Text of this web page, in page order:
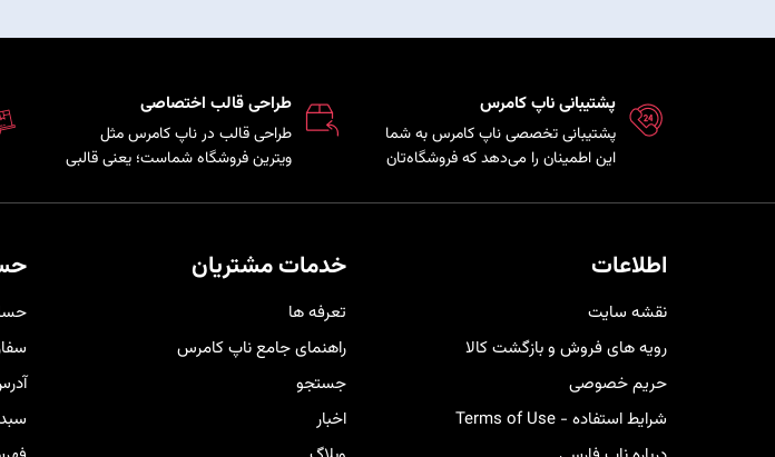
پشتیبانی ناپ کامرس
پشتیبانی تخصصی ناپ کامرس به شما
این اطمینان را می‌دهد که فروشگاه‌تان
فنی در کمترین زمان ممکن برای رفع
کنار شما خواهد بود.
طراحی قالب اختصاصی
طراحی قالب در ناپ کامرس مثل
ویترین فروشگاه شماست؛ یعنی قالبی
مشتری‌هایتان شخصی‌سازی شده تا
خریدی راحت و لذت‌بخش را برای
کاربرانتان فراهم کند
اطلاعات
نقشه سایت
رویه های فروش و بازگشت کالا
حریم خصوصی
شرایط استفاده - Terms of Use
خدمات مشتریان
تعرفه ها
راهنمای جامع ناپ کامرس
جستجو
اخبار